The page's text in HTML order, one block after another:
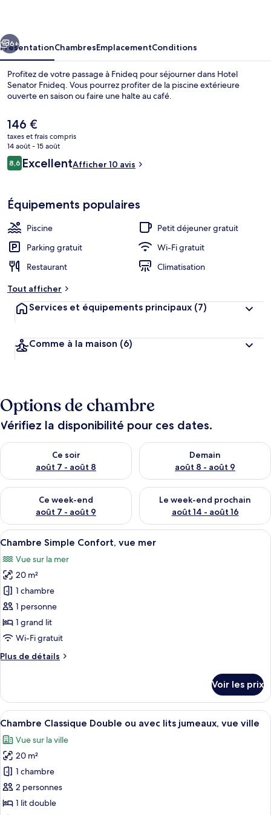
Suivant
6+
PrésentationChambresEmplacementConditions
Profitez de votre passage à Fnideq pour séjourner dans Hotel
Senator Fnideq. Vous pourrez profiter de la piscine extérieure
ouverte en saison ou faire une halte au café.
Le
prix
actuel
est
de
146 €
taxes et frais compris
14 août - 15 août
Avis
voyageurs
8,68,6 sur 10
ExcellentAfficher 10 avis
Équipements populaires
Piscine
Petit déjeuner gratuit
Parking gratuit
Wi-Fi gratuit
Restaurant
Climatisation
Tout afficher
Services et équipements principaux (7)
Comme à la maison (6)
Options de chambre
Vérifiez la disponibilité pour ces dates.
Ce soir
août 7 - août 8
Vérifier la disponibilité pour ce soir août 7 - août 8
Demain
août 8 - août 9
Vérifier la disponibilité pour
Ce week-end
août 7 - août 9
Vérifier la disponibilité pour ce week-end août 7 - août 9
Le week-end prochain
août 14 - août 16
Vérifier la disponibilité pour
Afficher
toutes
les
photos
pour
ce
type
de
chambre :
Chambre
vue
mer
Une chambre d’hôtel moderne
1
Chambre Simple Confort, vue mer
Vue sur la mer
20 m²
1 chambre
1 personne
1 grand lit
Wi-Fi gratuit
Plus de détails
Plus
le
type
de
Chambre
Simple
Confort,
vue
mer
Voir les prix
Afficher
toutes
les
photos
pour
ce
type
Une chambre d’hôtel moderne
1
Chambre Classique Double ou avec lits jumeaux, vue ville
Vue sur la ville
20 m²
1 chambre
2 personnes
1 lit double